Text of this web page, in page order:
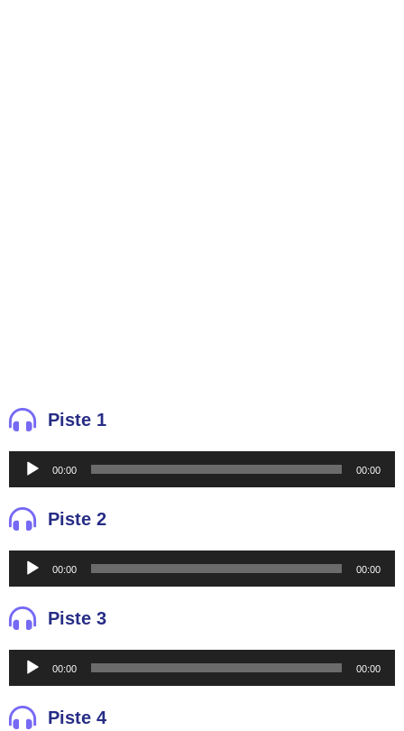
Piste 1
Reproductor
de
audio
00:00 00:00
Piste 2
Reproductor
de
audio
00:00 00:00
Piste 3
Reproductor
de
audio
00:00 00:00
Piste 4